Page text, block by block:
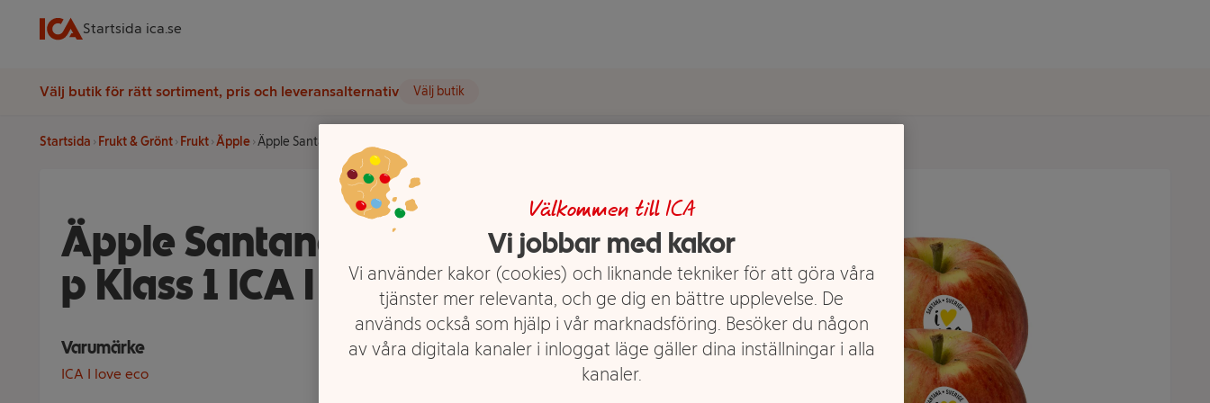
Startsida ica.se
Välj butik för rätt sortiment, pris och leveransalternativ Välj butik
Startsida Frukt & Grönt Frukt Äpple Äpple Santana Ekologiska 4-p Klass 1 ICA I love eco
Äpple Santana Ekologiska 4-
p Klass 1 ICA I love eco
Varumärke
ICA I love eco
Välkommen till ICA
Vi jobbar med kakor
Vi använder kakor (cookies) och liknande tekniker för att göra våra
tjänster mer relevanta, och ge dig en bättre upplevelse. De
används också som hjälp i vår marknadsföring. Besöker du någon
av våra digitala kanaler i inloggat läge gäller dina inställningar i alla
kanaler.